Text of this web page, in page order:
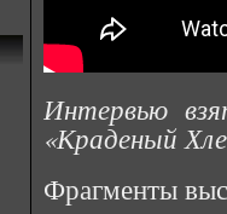
Интервью
«Краденый
Фрагменты